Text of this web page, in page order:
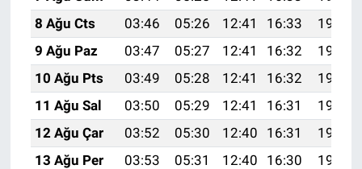
8 Ağu Cts
03:46 05:26 12:41 16:33
19:46
9 Ağu Paz
03:47 05:27 12:41 16:32
19:45
10 Ağu Pts
03:49 05:28 12:41 16:32
19:43
11 Ağu Sal
03:50 05:29 12:41 16:31
19:42
12 Ağu Çar
03:52 05:30 12:40 16:31
19:41
13 Ağu Per
03:53 05:31 12:40 16:30
19:39